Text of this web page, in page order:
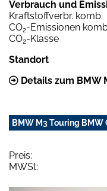
Verbrauch und
Kraftstoffverbr. komb.
CO2-Emissionen
CO2-Klasse
Standort
Details zum BMW
BMW M3 Touring
Preis:
MWSt: